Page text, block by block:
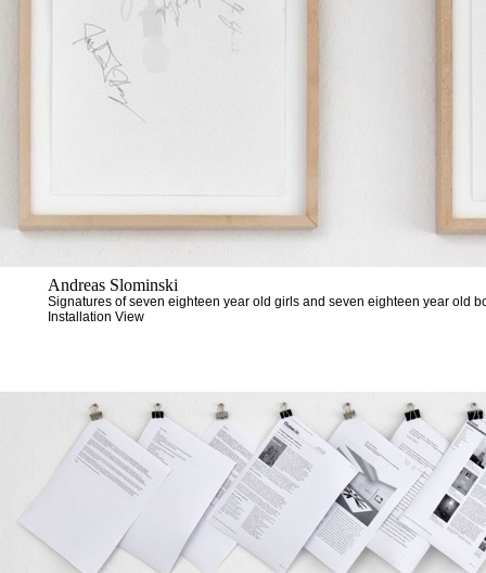
Andreas Slominski
Signatures of seven eighteen year old girls and seven eighteen year old
Installation View